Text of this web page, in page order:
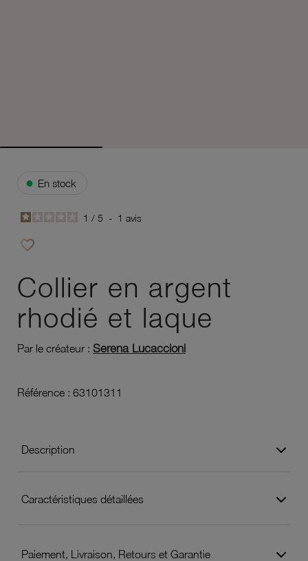
● En stock
1 / 5 - 1 avis
favorite_border
Collier en argent
rhodié et laque
Par le créateur : Serena Lucaccioni
Référence : 63101311
Description
Caractéristiques détaillées
Paiement, Livraison, Retours et Garantie